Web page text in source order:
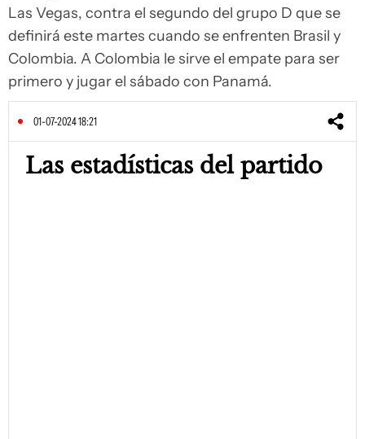
Las Vegas, contra el segundo del grupo D que se
definirá este martes cuando se enfrenten Brasil y
Colombia. A Colombia le sirve el empate para ser
primero y jugar el sábado con Panamá.
01-07-2024 18:21
Las estadísticas del partido